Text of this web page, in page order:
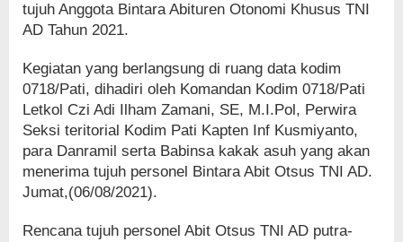
tujuh Anggota Bintara Abituren Otonomi Khusus TNI
AD Tahun 2021.
Kegiatan yang berlangsung di ruang data kodim
0718/Pati, dihadiri oleh Komandan Kodim 0718/Pati
Letkol Czi Adi Ilham Zamani, SE, M.I.Pol, Perwira
Seksi teritorial Kodim Pati Kapten Inf Kusmiyanto,
para Danramil serta Babinsa kakak asuh yang akan
menerima tujuh personel Bintara Abit Otsus TNI AD.
Jumat,(06/08/2021).
Rencana tujuh personel Abit Otsus TNI AD putra-